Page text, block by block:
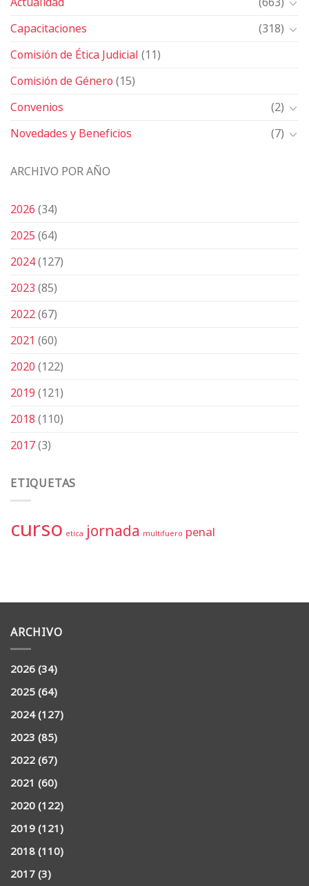
Capacitaciones
(318)
Comisión de Ética Judicial(11)
Comisión de Género(15)
Convenios
(2)
Novedades y Beneficios
(7)
ARCHIVO POR AÑO
2026(34)
2025(64)
2024(127)
2023(85)
2022(67)
2021 (60)
2020(122)
2019(121)
2018(110)
2017(3)
ETIQUETAS
curso etica jornada multifuero penal
ARCHIVO
2026(34)
2025(64)
2024(127)
2023(85)
2022(67)
2021 (60)
2020(122)
2019(121)
2018(110)
2017(3)